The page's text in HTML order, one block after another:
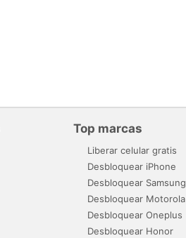
Top marcas
Liberar celular gratis
Desbloquear iPhone
Desbloquear Samsung
Desbloquear Motorola
Desbloquear Oneplus
Desbloquear Honor